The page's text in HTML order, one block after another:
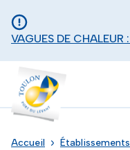
VAGUES DE
Toulon - Port du levant,
Accueil